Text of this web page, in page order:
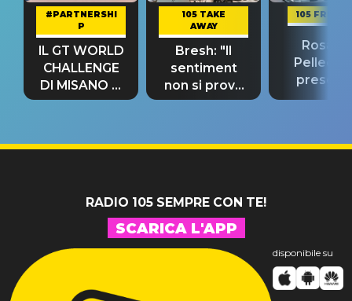
#PARTNERSHI
P
IL GT WORLD
CHALLENGE
DI MISANO si
riconferma
105 TAKE
AWAY
Bresh: "Il
sentiment
non si prova
fino alla notte
105
Rosario
“Così
RADIO 105 SEMPRE CON TE!
SCARICA L'APP
disponibile su